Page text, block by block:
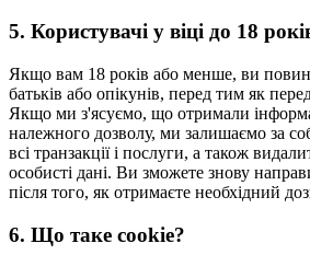
5. Користувачі у віці до 18
Якщо вам 18 років або менше, ви
батьків або опікунів, перед тим як
Якщо ми з'ясуємо, що отримали
належного дозволу, ми залишаємо за
всі транзакції і послуги, а також
особисті дані. Ви зможете знову
після того, як отримаєте необхідний
6. Що таке cookie?